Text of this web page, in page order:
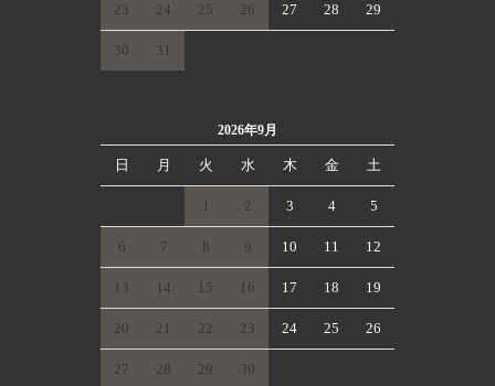
23 24 25 26 27 28 29
30 31
2026年9月
日 月 火 水 木 金 土
1 2 3 4 5
6 7 8 9 10 11 12
13 14 15 16 17 18 19
20 21 22 23 24 25 26
27 28 29 30